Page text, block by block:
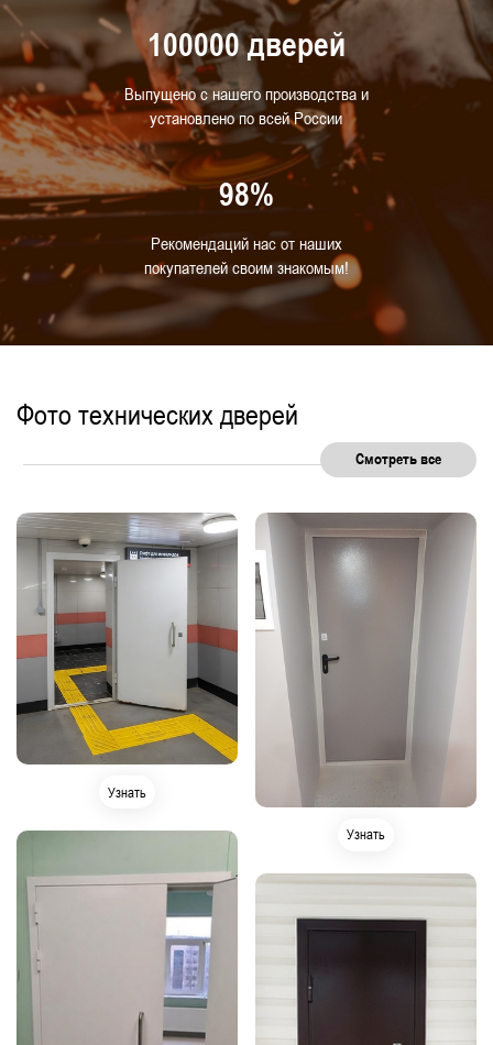
100000 дверей
Выпущено с нашего производства и
установлено по всей России
98%
Рекомендаций нас от наших
покупателей своим знакомым!
Фото технических дверей
Смотреть все
Узнать
Узнать